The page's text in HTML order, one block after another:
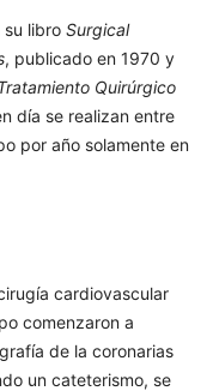
libro Surgical
, publicado en 1970 y
Quirúrgico
día se realizan entre
por año solamente en
cardiovascular
comenzaron a
de la coronarias
un cateterismo, se